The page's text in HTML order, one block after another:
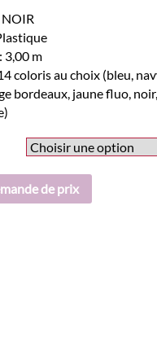
3,00 m
coloris au choix (bleu,
bordeaux, jaune fluo,
de prix